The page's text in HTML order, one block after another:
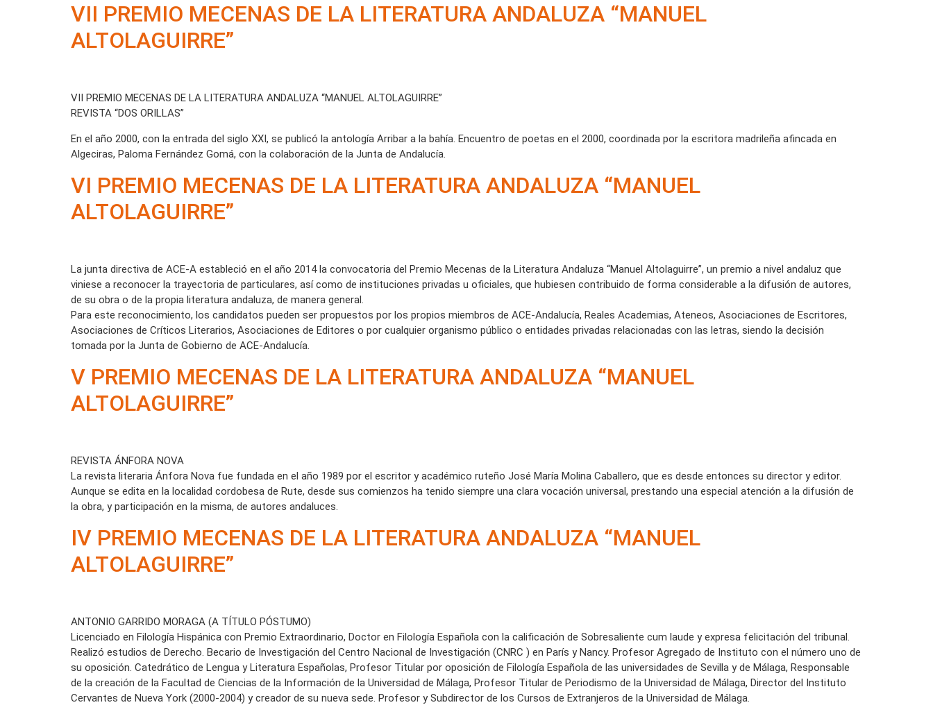
VII PREMIO MECENAS DE LA LITERATURA ANDALUZA “MANUEL
ALTOLAGUIRRE”
VII PREMIO MECENAS DE LA LITERATURA ANDALUZA “MANUEL ALTOLAGUIRRE”
REVISTA “DOS ORILLAS”
En el año 2000, con la entrada del siglo XXI, se publicó la antología Arribar a la bahía. Encuentro de poetas en el 2000, coordinada por la escritora madrileña afincada en
Algeciras, Paloma Fernández Gomá, con la colaboración de la Junta de Andalucía.
VI PREMIO MECENAS DE LA LITERATURA ANDALUZA “MANUEL
ALTOLAGUIRRE”
La junta directiva de ACE-A estableció en el año 2014 la convocatoria del Premio Mecenas de la Literatura Andaluza “Manuel Altolaguirre”, un premio a nivel andaluz que
viniese a reconocer la trayectoria de particulares, así como de instituciones privadas u oficiales, que hubiesen contribuido de forma considerable a la difusión de autores,
de su obra o de la propia literatura andaluza, de manera general.
Para este reconocimiento, los candidatos pueden ser propuestos por los propios miembros de ACE-Andalucía, Reales Academias, Ateneos, Asociaciones de Escritores,
Asociaciones de Críticos Literarios, Asociaciones de Editores o por cualquier organismo público o entidades privadas relacionadas con las letras, siendo la decisión
tomada por la Junta de Gobierno de ACE-Andalucía.
V PREMIO MECENAS DE LA LITERATURA ANDALUZA “MANUEL
ALTOLAGUIRRE”
REVISTA ÁNFORA NOVA
La revista literaria Ánfora Nova fue fundada en el año 1989 por el escritor y académico ruteño José María Molina Caballero, que es desde entonces su director y editor.
Aunque se edita en la localidad cordobesa de Rute, desde sus comienzos ha tenido siempre una clara vocación universal, prestando una especial atención a la difusión de
la obra, y participación en la misma, de autores andaluces.
IV PREMIO MECENAS DE LA LITERATURA ANDALUZA “MANUEL
ALTOLAGUIRRE”
ANTONIO GARRIDO MORAGA (A TÍTULO PÓSTUMO)
Licenciado en Filología Hispánica con Premio Extraordinario, Doctor en Filología Española con la calificación de Sobresaliente cum laude y expresa felicitación del tribunal.
Realizó estudios de Derecho. Becario de Investigación del Centro Nacional de Investigación (CNRC ) en París y Nancy. Profesor Agregado de Instituto con el número uno de
su oposición. Catedrático de Lengua y Literatura Españolas, Profesor Titular por oposición de Filología Española de las universidades de Sevilla y de Málaga, Responsable
de la creación de la Facultad de Ciencias de la Información de la Universidad de Málaga, Profesor Titular de Periodismo de la Universidad de Málaga, Director del Instituto
Cervantes de Nueva York (2000-2004) y creador de su nueva sede. Profesor y Subdirector de los Cursos de Extranjeros de la Universidad de Málaga.